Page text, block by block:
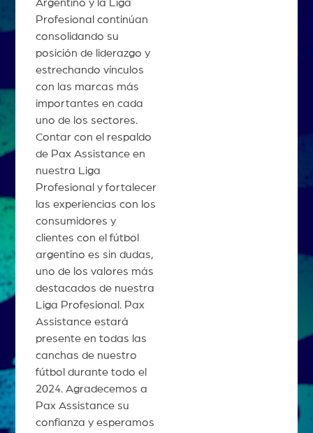
Argentino y la Liga
Profesional continúan
consolidando su
posición de liderazgo y
estrechando vínculos
con las marcas más
importantes en cada
uno de los sectores.
Contar con el respaldo
de Pax Assistance en
nuestra Liga
Profesional y fortalecer
las experiencias con los
consumidores y
clientes con el fútbol
argentino es sin dudas,
uno de los valores más
destacados de nuestra
Liga Profesional. Pax
Assistance estará
presente en todas las
canchas de nuestro
fútbol durante todo el
2024. Agradecemos a
Pax Assistance su
confianza y esperamos